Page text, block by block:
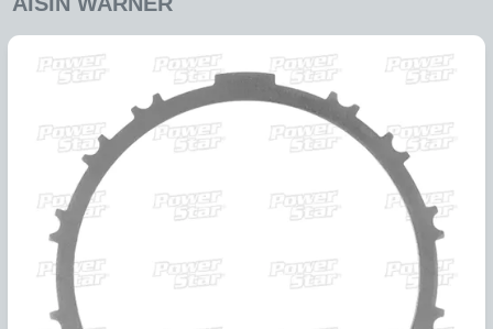
DISCOS DE HIERRO
AISIN WARNER